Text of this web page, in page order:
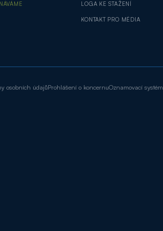
LOGA KE STAŽENÍ
KONTAKT PRO MÉDIA
osobních údajůProhlášení o koncernuOznamovací systém